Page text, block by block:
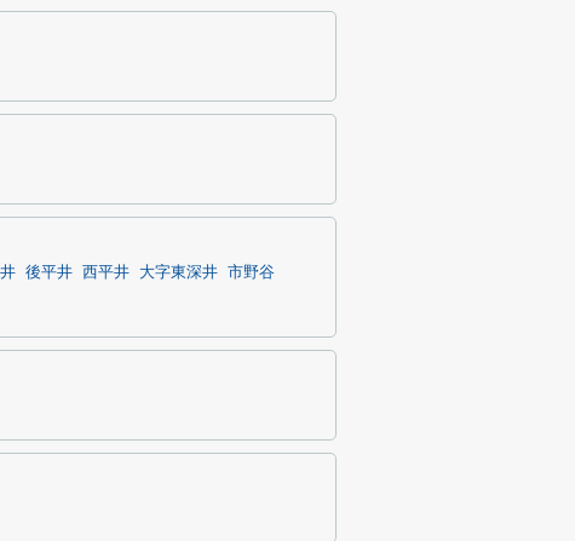
後平井 西平井 大字東深井 市野谷